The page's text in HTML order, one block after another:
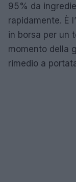
95% da
rapidamente. È
in borsa per un
momento della
rimedio a